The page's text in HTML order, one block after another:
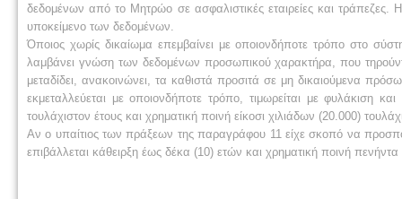
δεδομένων από το Μητρώο σε ασφαλιστικές εταιρείες και
υποκείμενο των δεδομένων.
Όποιος χωρίς δικαίωμα επεμβαίνει με οποιονδήποτε τρόπο στο
λαμβάνει γνώση των δεδομένων προσωπικού χαρακτήρα, που
μεταδίδει, ανακοινώνει, τα καθιστά προσιτά σε μη δικαιούμενα
εκμεταλλεύεται με οποιονδήποτε τρόπο, τιμωρείται με φυλάκιση
τουλάχιστον έτους και χρηματική ποινή είκοσι χιλιάδων (20.000)
Αν ο υπαίτιος των πράξεων της παραγράφου 11 είχε σκοπό να
επιβάλλεται κάθειρξη έως δέκα (10) ετών και χρηματική ποινή